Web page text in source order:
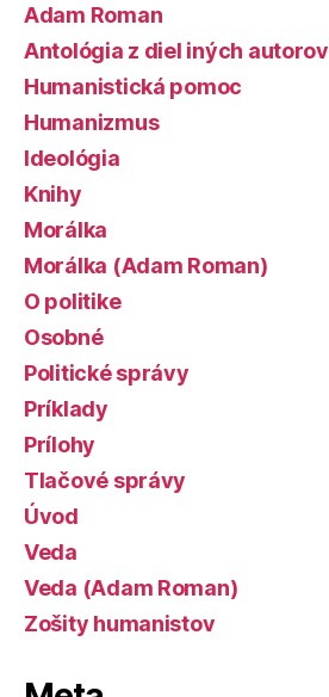
Adam Roman
Antológia z diel iných autorov
Humanistická pomoc
Humanizmus
Ideológia
Knihy
Morálka
Morálka (Adam Roman)
O politike
Osobné
Politické správy
Príklady
Prílohy
Tlačové správy
Úvod
Veda
Veda (Adam Roman)
Zošity humanistov